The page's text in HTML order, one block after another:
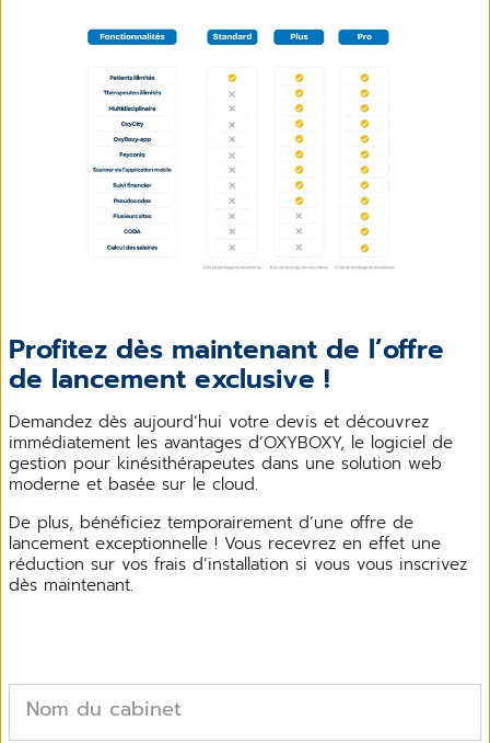
Profitez dès maintenant de l’offre
de lancement exclusive !
Demandez dès aujourd’hui votre devis et découvrez
immédiatement les avantages d’OXYBOXY, le logiciel de
gestion pour kinésithérapeutes dans une solution web
moderne et basée sur le cloud.
De plus, bénéficiez temporairement d’une offre de
lancement exceptionnelle ! Vous recevrez en effet une
réduction sur vos frais d’installation si vous vous inscrivez
dès maintenant.
Nom du cabinet